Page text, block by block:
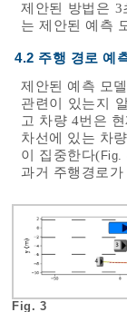
제안된 방법은
는 제안된 예측
4.2 주행 경로 예
제안된 예측 모
관련이 있는지
고 차량 4번은
차선에 있는 차
이 집중한다( Fig.
과거 주행경로
Fig. 3